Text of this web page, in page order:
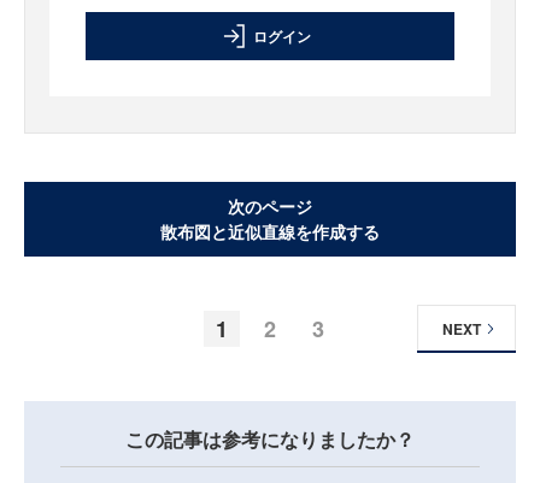
ログイン
次のページ
散布図と近似直線を作成する
1 2 3 NEXT
この記事は参考になりましたか？